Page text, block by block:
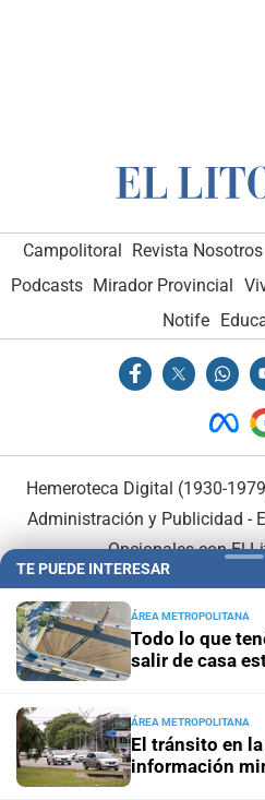
Campolitoral Revista Nosotros
Podcasts Mirador Provincial
Notife
Hemeroteca Digital (1930-
Administración y Publicidad -
Opcionales con El
El Litoral es
En
TE PUEDE INTERESAR
ÁREA METROPOLITANA
Todo lo que
salir de casa
ÁREA METROPOLITANA
El tránsito en
información